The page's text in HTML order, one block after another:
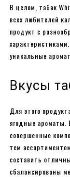
В целом, табак
всех любителей
продукт с
уникальные
Вкусы
Для этого
ягодные
совершенные
тем
составить
сбалансированы